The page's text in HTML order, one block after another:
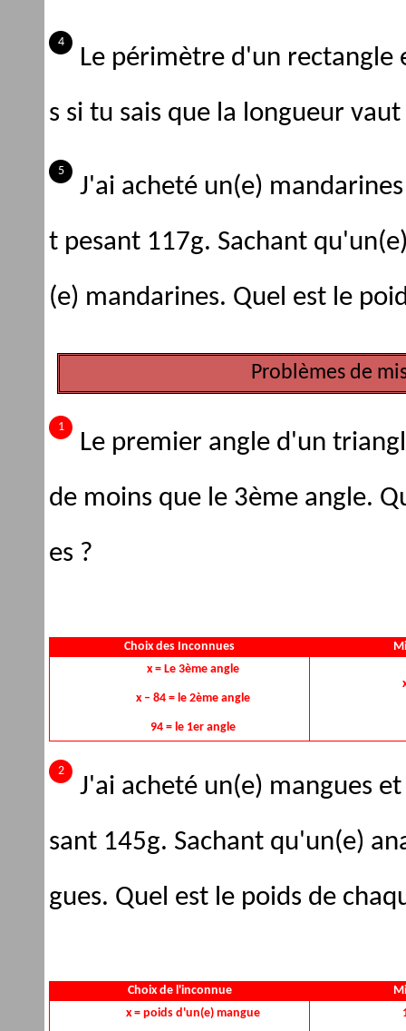
Le périmètre d'un rectangle
s si tu sais que la longueur
J'ai acheté un(e)
t pesant 117g. Sachant
(e) mandarines. Quel est le
Problèmes de
Le premier angle d'un
de moins que le 3ème angle.
es ?
Choix des Inconnues
x = Le 3ème angle
x – 84 = le 2ème angle
94 = le 1er angle
J'ai acheté un(e) mangues
sant 145g. Sachant qu'un(e)
gues. Quel est le poids de
Choix de l'inconnue
x = poids d'un(e) mangue